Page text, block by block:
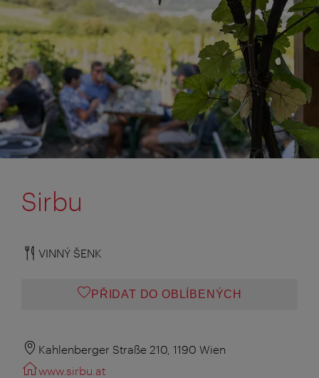
Sirbu
VINNÝ ŠENK
PŘIDAT DO OBLÍBENÝCH
Kahlenberger Straße 210, 1190 Wien
www.sirbu.at